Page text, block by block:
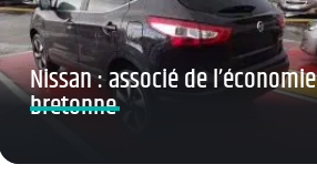
Nissan : associé de l’économie
bretonne